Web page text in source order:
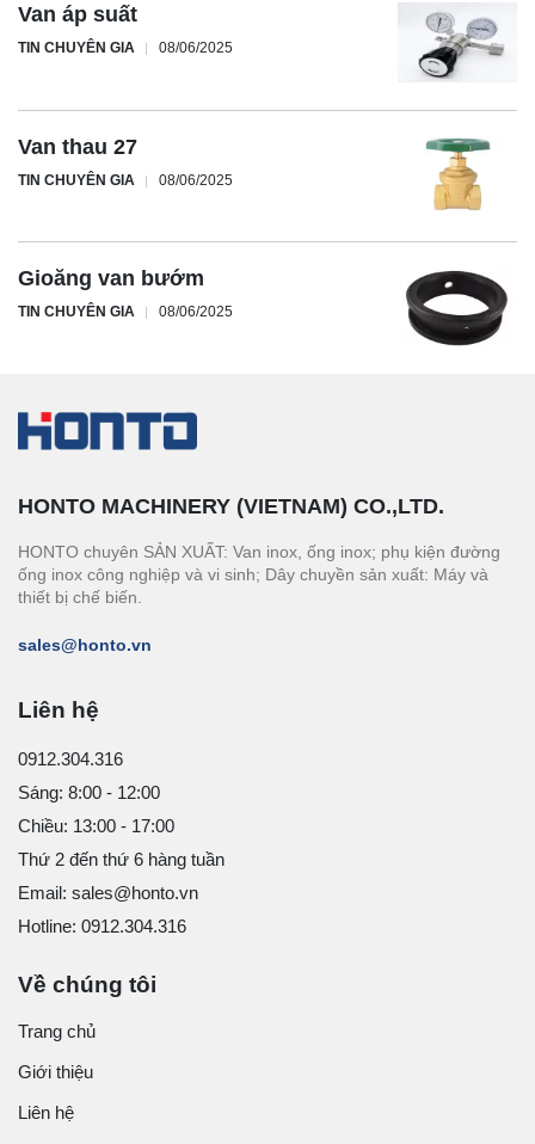
Van áp suất
TIN CHUYÊN GIA 08/06/2025
Van thau 27
TIN CHUYÊN GIA 08/06/2025
Gioăng van bướm
TIN CHUYÊN GIA 08/06/2025
HONTO MACHINERY (VIETNAM) CO.,LTD.
HONTO chuyên SẢN XUẤT: Van inox, ống inox; phụ kiện đường
ống inox công nghiệp và vi sinh; Dây chuyền sản xuất: Máy và
thiết bị chế biến.
sales@honto.vn
Liên hệ
0912.304.316
Sáng: 8:00 - 12:00
Chiều: 13:00 - 17:00
Thứ 2 đến thứ 6 hàng tuần
Email: sales@honto.vn
Hotline: 0912.304.316
Về chúng tôi
Trang chủ
Giới thiệu
Liên hệ